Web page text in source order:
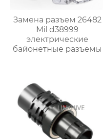
Замена разъем 26482
Mil d38999
электрические
байонетные разъемы